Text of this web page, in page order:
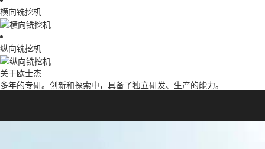
横向铣挖机
纵向铣挖机
关于欧士杰
多年的专研。创新和探索中，具备了独立研发、生产的能力。